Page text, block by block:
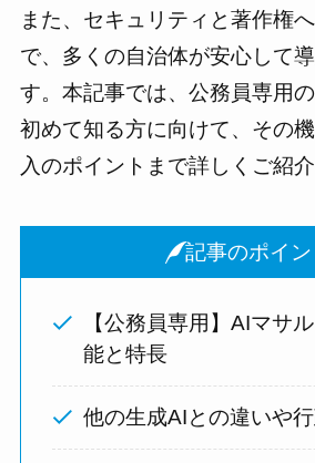
また、セキュリティと著作権
で、多くの自治体が安心して
す。本記事では、公務員専用
初めて知る方に向けて、その
入のポイントまで詳しくご紹介
記事のポイン
【公務員専用】AIマサ
能と特長
他の生成AIとの違いや